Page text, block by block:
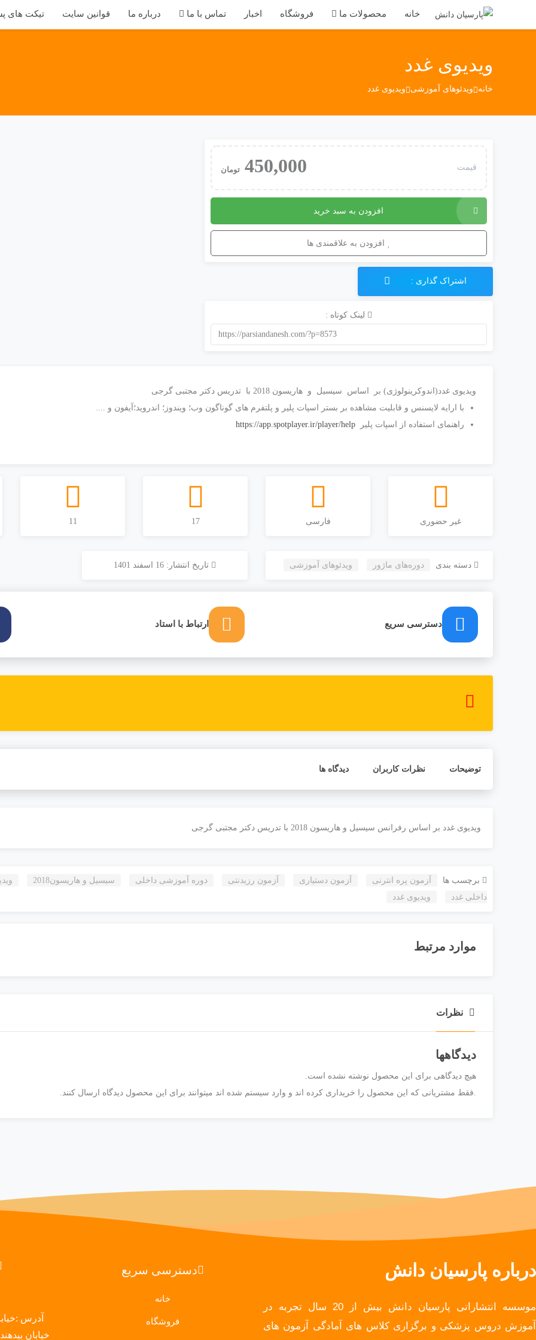
خانه محصولات ما فروشگاه اخبار تماس با ما درباره ما قوانین سایت تیکت های
ویدیوی غدد
خانه ویدئو‌های آموزشی ویدیوی غدد
قیمت 450,000 تومان
افزودن به سبد خرید
افزودن به علاقمندی ها
اشتراک گذاری :
لینک کوتاه :
https://parsiandanesh.com/?p=8573
ویدیوی غدد(اندوکرینولوژی) بر اساس سیسیل و هاریسون 2018 با تدریس دکتر مجتبی گرجی
با ارایه لایسنس و قابلیت مشاهده بر بستر اسپات پلیر و پلتفرم های گوناگون وب؛ ویندوز؛ اندروید؛آیفون و ....
راهنمای استفاده از اسپات پلیر https://app.spotplayer.ir/player/help
غیر حضوری فارسی 17
11
دسته بندی دوره‌های ماژور ویدئو‌های آموزشی تاریخ انتشار: 16 اسفند 1401
دسترسی سریع ارتباط با استاد
توضیحات نظرات کاربران دیدگاه ها
ویدیوی غدد بر اساس رفرانس سیسیل و هاریسون 2018 با تدریس دکتر مجتبی گرجی
برچسب ها آزمون پره انترنی آزمون دستیاری آزمون رزیدنتی دوره آموزشی داخلی سیسیل و هاریسون2018
داخلی غدد
ویدیوی غدد
موارد مرتبط
درسنامه روماتولوژی ؛ بر اساس رفرانس وزارت بهداشت جهت آزمون‌های پره انترنی و دستیاری 1405 (سیسیل و هاریسون 2022)
435,000 - 535,000 تومان
نظرات
دیدگاهها
هیچ دیدگاهی برای این محصول نوشته نشده است.
.فقط مشتریانی که این محصول را خریداری کرده اند و وارد سیستم شده اند میتوانند برای این محصول دیدگاه ارسال کنند.
درباره پارسیان دانش
موسسه انتشاراتی پارسیان دانش بیش از 20 سال تجربه در
آموزش دروس پزشکی و برگزاری کلاس های آمادگی آزمون های
دسترسی سریع
خانه
فروشگاه
آدرس
خیابان بیدهندی